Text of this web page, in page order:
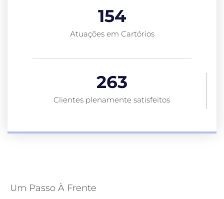
Atuações em Cartórios
154
Clientes plenamente satisfeitos
263
Um Passo À Frente